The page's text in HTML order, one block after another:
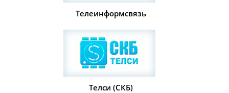
Телеинформсвязь
Телси (СКБ)